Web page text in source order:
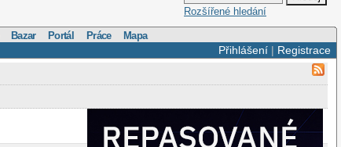
Rozšířené hledání
Bazar Portál Práce Mapa
Přihlášení| Registrace